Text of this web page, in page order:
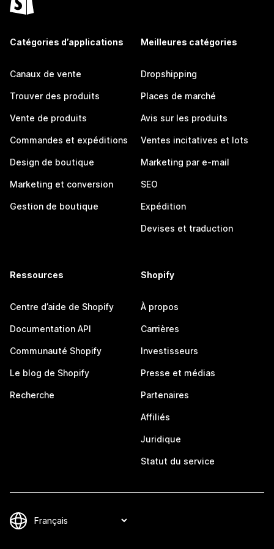
Catégories d’applications
Canaux de vente
Trouver des produits
Vente de produits
Commandes et expéditions
Design de boutique
Marketing et conversion
Gestion de boutique
Meilleures catégories
Dropshipping
Places de marché
Avis sur les produits
Ventes incitatives et lots
Marketing par e-mail
SEO
Expédition
Devises et traduction
Ressources
Centre d’aide de Shopify
Documentation API
Communauté Shopify
Le blog de Shopify
Recherche
Shopify
À propos
Carrières
Investisseurs
Presse et médias
Partenaires
Affiliés
Juridique
Statut du service